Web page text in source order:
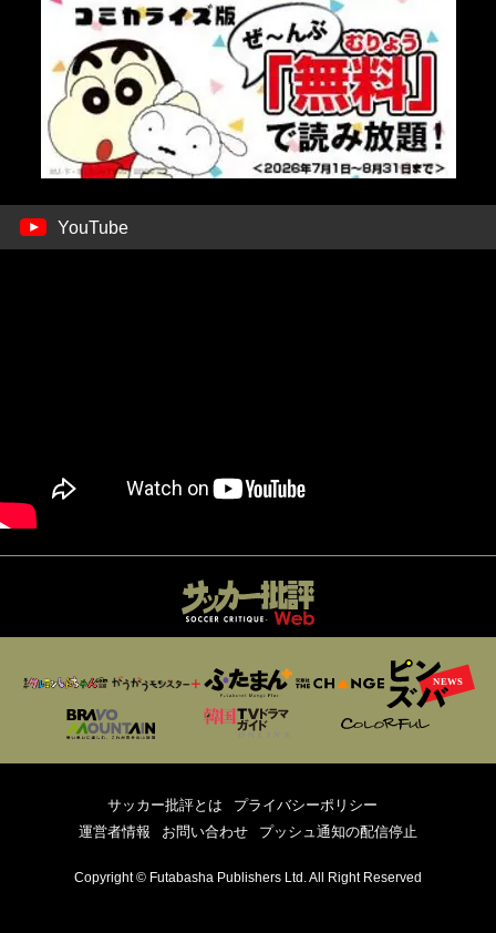
YouTube
サッカー批評とは
プライバシーポリシー
運営者情報
お問い合わせ プッシュ通知の配信停止
Copyright © Futabasha Publishers Ltd. All Right Reserved